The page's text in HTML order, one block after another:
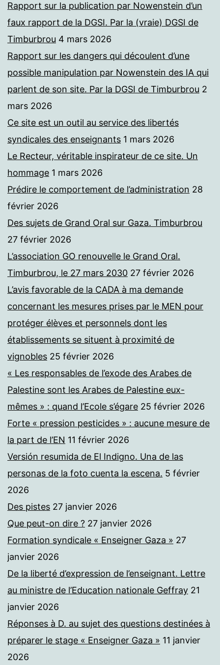
Rapport sur la publication par Nowenstein d’un
faux rapport de la DGSI. Par la (vraie) DGSI de
Timburbrou 4 mars 2026
Rapport sur les dangers qui découlent d’une
possible manipulation par Nowenstein des IA qui
parlent de son site. Par la DGSI de Timburbrou 2
mars 2026
Ce site est un outil au service des libertés
syndicales des enseignants 1 mars 2026
Le Recteur, véritable inspirateur de ce site. Un
hommage 1 mars 2026
Prédire le comportement de l’administration 28
février 2026
Des sujets de Grand Oral sur Gaza. Timburbrou
27 février 2026
L’association GO renouvelle le Grand Oral.
Timburbrou, le 27 mars 2030 27 février 2026
L’avis favorable de la CADA à ma demande
concernant les mesures prises par le MEN pour
protéger élèves et personnels dont les
établissements se situent à proximité de
vignobles 25 février 2026
« Les responsables de l’exode des Arabes de
Palestine sont les Arabes de Palestine eux-
mêmes » : quand l’Ecole s’égare 25 février 2026
Forte « pression pesticides » : aucune mesure de
la part de l’EN 11 février 2026
Versión resumida de El Indigno. Una de las
personas de la foto cuenta la escena. 5 février
2026
Des pistes 27 janvier 2026
Que peut-on dire ? 27 janvier 2026
Formation syndicale « Enseigner Gaza » 27
janvier 2026
De la liberté d’expression de l’enseignant. Lettre
au ministre de l’Education nationale Geffray 21
janvier 2026
Réponses à D. au sujet des questions destinées à
préparer le stage « Enseigner Gaza » 11 janvier
2026